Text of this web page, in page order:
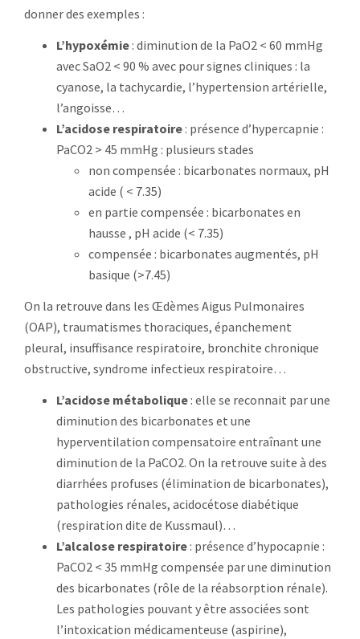
donner des exemples :
L’hypoxémie : diminution de la PaO2 < 60 mmHg
avec SaO2 < 90 % avec pour signes cliniques : la
cyanose, la tachycardie, l’hypertension artérielle,
l’angoisse…
L’acidose respiratoire : présence d’hypercapnie :
PaCO2 > 45 mmHg : plusieurs stades
non compensée : bicarbonates normaux, pH
acide ( < 7.35)
en partie compensée : bicarbonates en
hausse , pH acide (< 7.35)
compensée : bicarbonates augmentés, pH
basique (>7.45)
On la retrouve dans les Œdèmes Aigus Pulmonaires
(OAP), traumatismes thoraciques, épanchement
pleural, insuffisance respiratoire, bronchite chronique
obstructive, syndrome infectieux respiratoire…
L’acidose métabolique : elle se reconnait par une
diminution des bicarbonates et une
hyperventilation compensatoire entraînant une
diminution de la PaCO2. On la retrouve suite à des
diarrhées profuses (élimination de bicarbonates),
pathologies rénales, acidocétose diabétique
(respiration dite de Kussmaul)…
L’alcalose respiratoire : présence d’hypocapnie :
PaCO2 < 35 mmHg compensée par une diminution
des bicarbonates (rôle de la réabsorption rénale).
Les pathologies pouvant y être associées sont
l’intoxication médicamenteuse (aspirine),